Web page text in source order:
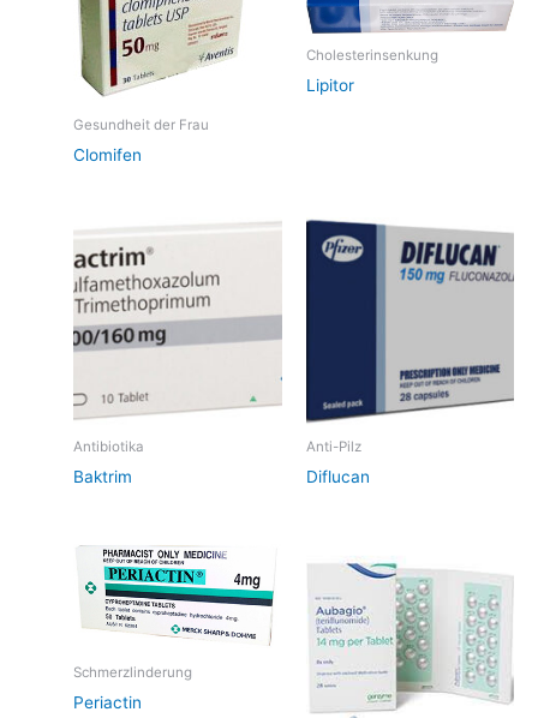
Gesundheit der Frau
Clomifen
Cholesterinsenkung
Lipitor
Antibiotika
Baktrim
Anti-Pilz
Diflucan
Schmerzlinderung
Periactin